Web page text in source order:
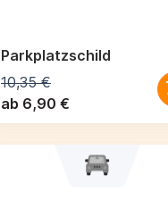
Parkplatzschild
10,35 €
ab 6,90 €